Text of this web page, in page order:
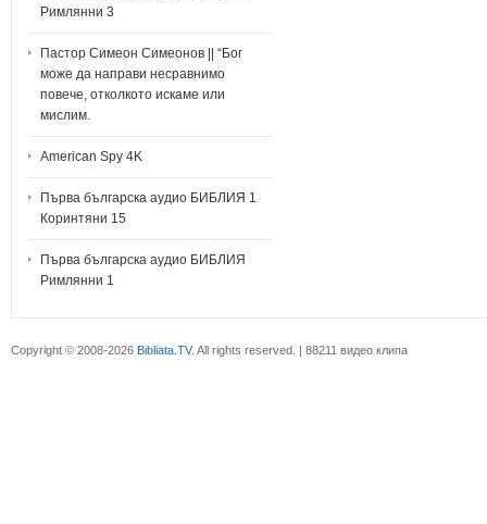
Римлянни 3
Пастор Симеон Симеонов || “Бог
може да направи несравнимо
повече, отколкото искаме или
мислим.
American Spy 4K
Първа българска аудио БИБЛИЯ 1
Коринтяни 15
Първа българска аудио БИБЛИЯ
Римлянни 1
Copyright © 2008-2026 Bibliata.TV. All rights reserved. | 88211 видео клипа